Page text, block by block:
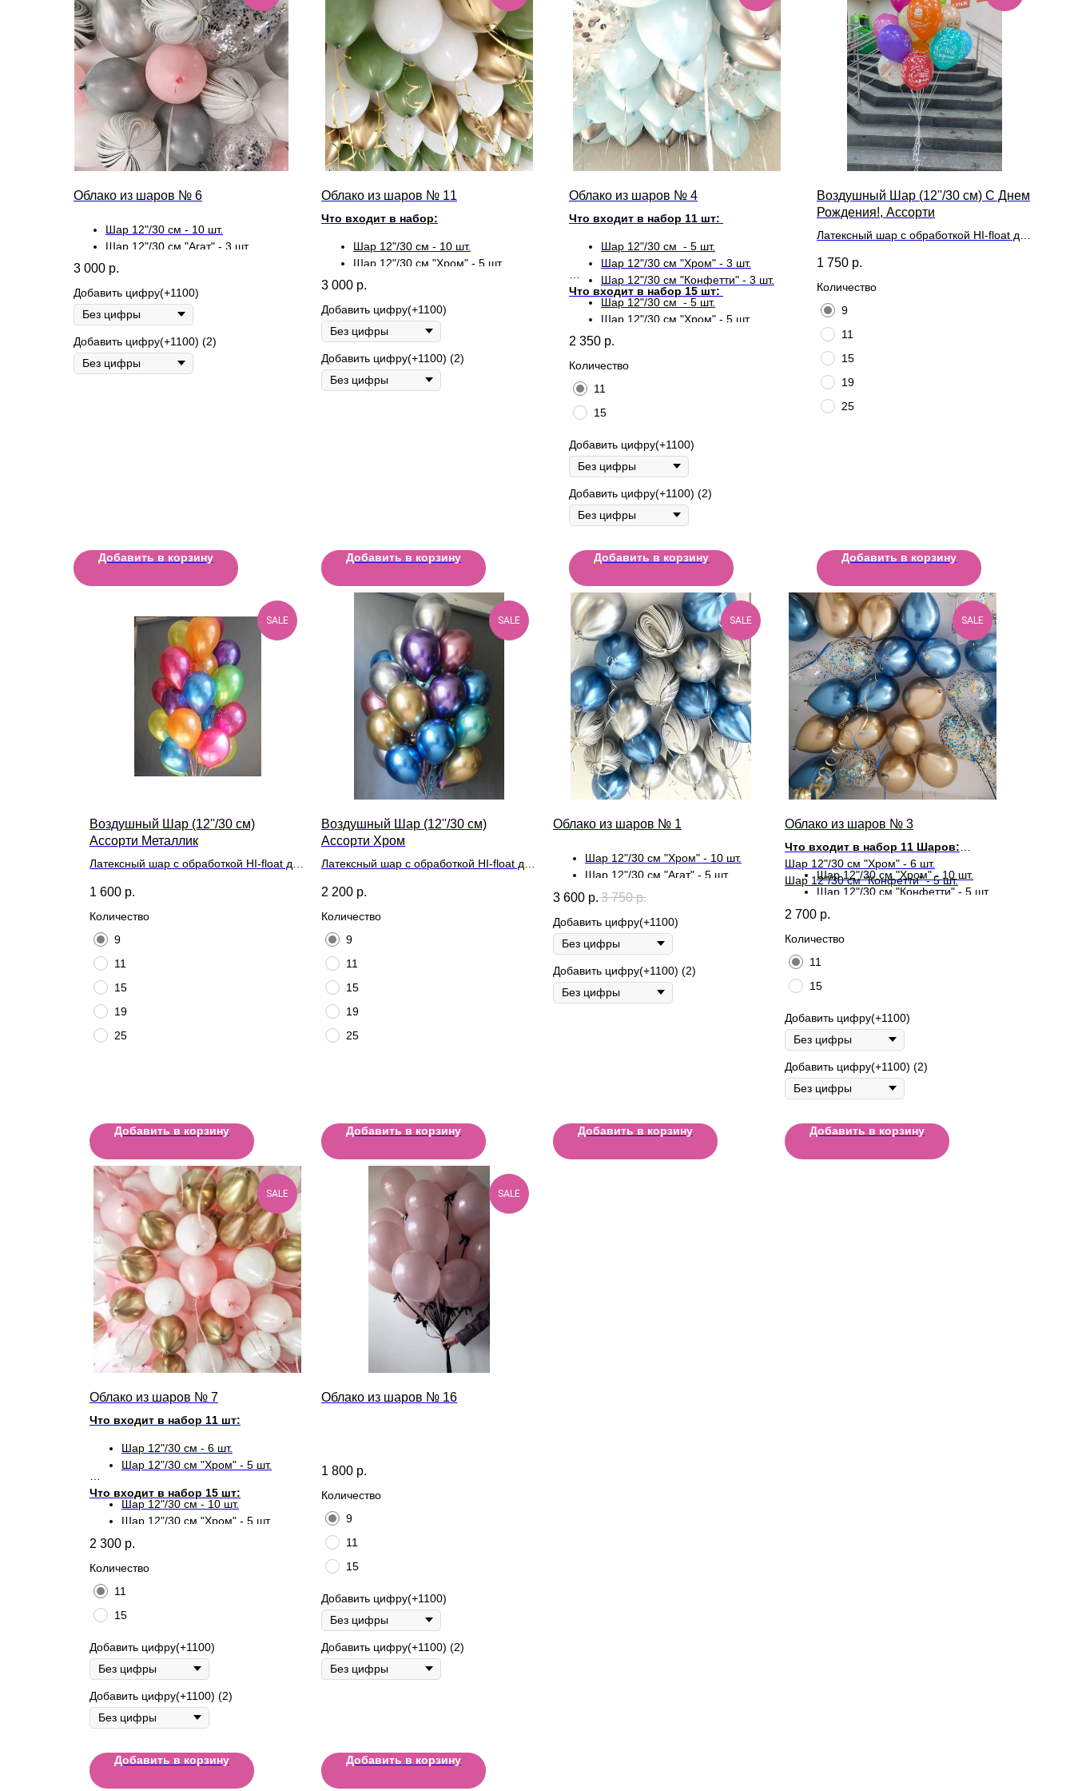
Облако из шаров № 6
Шар 12"/30 см - 10 шт.
Шар 12"/30 см "Агат" - 3 шт.
Шар 12"/30 см "Конфетти" - 2 шт.
3 000 р.
Добавить цифру(+1100)
Добавить цифру(+1100) (2)
Добавить в корзину
Облако из шаров № 11
Что входит в набор:
Шар 12"/30 см - 10 шт.
Шар 12"/30 см "Хром" - 5 шт.
3 000 р.
Добавить цифру(+1100)
Добавить цифру(+1100) (2)
Добавить в корзину
Облако из шаров № 4
Что входит в набор 11 шт:
Шар 12"/30 см - 5 шт.
Шар 12"/30 см "Хром" - 3 шт.
Шар 12"/30 см "Конфетти" - 3 шт.
Что входит в набор 15 шт:
Шар 12"/30 см - 5 шт.
Шар 12"/30 см "Хром" - 5 шт.
Шар 12"/30 см "Конфетти" - 5 шт.
2 350 р.
Количество
11
15
Добавить цифру(+1100)
Добавить цифру(+1100) (2)
Добавить в корзину
Воздушный Шар (12''/30 см) С Днем
Рождения!, Ассорти
Латексный шар с обработкой HI-float для
1 750 р.
Количество
9
11
15
19
25
Добавить в корзину
SALE
Воздушный Шар (12''/30 см)
Ассорти Металлик
Латексный шар с обработкой HI-float для
1 600 р.
Количество
9
11
15
19
25
Добавить в корзину
SALE
Воздушный Шар (12''/30 см)
Ассорти Хром
Латексный шар с обработкой HI-float для
2 200 р.
Количество
9
11
15
19
25
Добавить в корзину
SALE
Облако из шаров № 1
Шар 12"/30 см "Хром" - 10 шт.
Шар 12"/30 см "Агат" - 5 шт.
3 600 р. 3 750 р.
Добавить цифру(+1100)
Добавить цифру(+1100) (2)
Добавить в корзину
SALE
Облако из шаров № 3
Что входит в набор 11 Шаров:
Шар 12"/30 см "Хром" - 6 шт.
Шар 12"/30 см "Конфетти" - 5 шт.
Что входит в набор 15 Шаров:
Шар 12"/30 см "Хром" - 10 шт.
Шар 12"/30 см "Конфетти" - 5 шт.
2 700 р.
Количество
11
15
Добавить цифру(+1100)
Добавить цифру(+1100) (2)
Добавить в корзину
SALE
Облако из шаров № 7
Что входит в набор 11 шт:
Шар 12"/30 см - 6 шт.
Шар 12"/30 см "Хром" - 5 шт.
Что входит в набор 15 шт:
Шар 12"/30 см - 10 шт.
Шар 12"/30 см "Хром" - 5 шт.
2 300 р.
Количество
11
15
Добавить цифру(+1100)
Добавить цифру(+1100) (2)
Добавить в корзину
SALE
Облако из шаров № 16
1 800 р.
Количество
9
11
15
Добавить цифру(+1100)
Добавить цифру(+1100) (2)
Добавить в корзину